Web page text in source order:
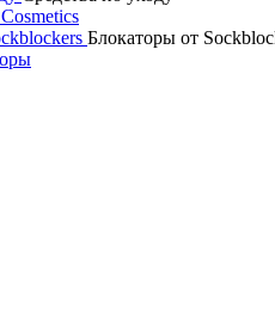
Блокаторы от